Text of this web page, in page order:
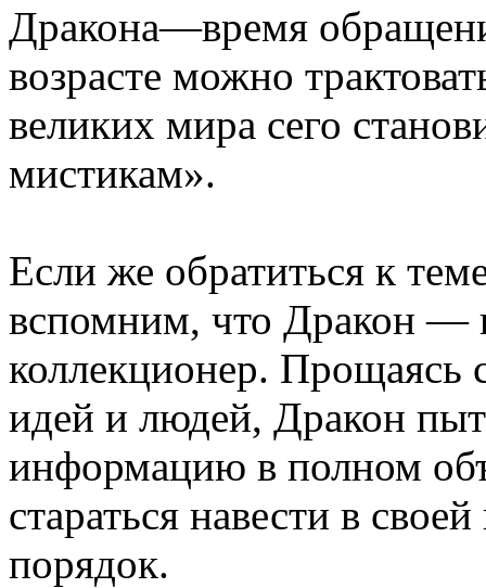
Дракона—время
возрасте можно
великих мира сего
мистикам».
Если же обратиться к
вспомним, что Дракон —
коллекционер.
идей и людей, Дракон
информацию в полном
стараться навести в
порядок.